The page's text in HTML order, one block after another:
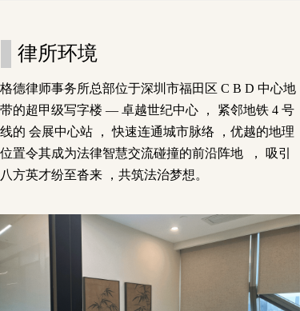
律所环境
格德律师事务所总部位于深圳市福田区 C B D 中心地
带的超甲级写字楼 — 卓越世纪中心 ， 紧邻地铁 4 号
线的 会展中心站 ， 快速连通城市脉络 ，优越的地理
位置令其成为法律智慧交流碰撞的前沿阵地  ， 吸引
八方英才纷至沓来 ，共筑法治梦想。